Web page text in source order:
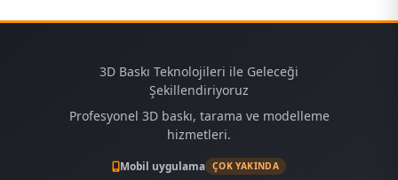
3D Baskı Teknolojileri ile Geleceği
Şekillendiriyoruz
Profesyonel 3D baskı, tarama ve modelleme
hizmetleri.
Mobil uygulama ÇOK YAKINDA